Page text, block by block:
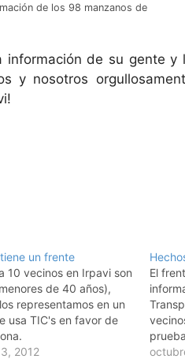
de los 98 manzanos de
de su gente y
y nosotros
un frente
10 vecinos en Irpavi son
de 40 años),
representamos en un
usa TIC's en favor de
2012
El